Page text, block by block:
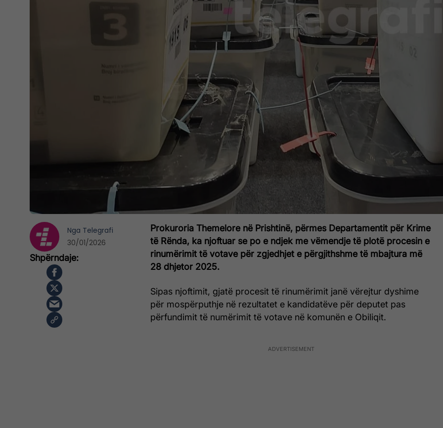
Prokuroria Themelore në Prishtinë, përmes Departamentit për Krime
të Rënda, ka njoftuar se po e ndjek me vëmendje të plotë procesin e
rinumërimit të votave për zgjedhjet e përgjithshme të mbajtura më
28 dhjetor 2025.
Sipas njoftimit, gjatë procesit të rinumërimit janë vërejtur dyshime
për mospërputhje në rezultatet e kandidatëve për deputet pas
përfundimit të numërimit të votave në komunën e Obiliqit.
Nga Telegrafi
30/01/2026